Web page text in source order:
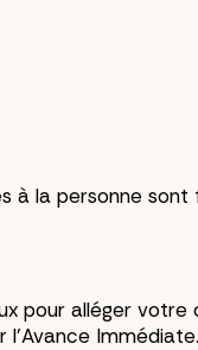
à la personne
pour alléger votre
l'Avance Immédiate.